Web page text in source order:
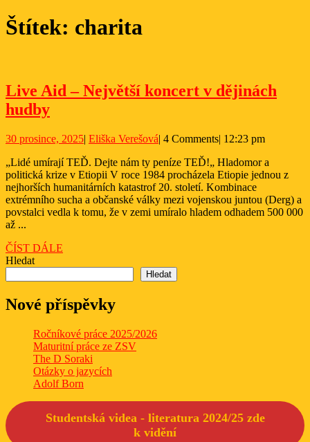
Štítek: charita
Live Aid – Největší koncert v dějinách
hudbyLive
–
Největší
koncert
v
dějinách
30 prosince, 202530
2025
| Eliška VerešováEliška
| 4 Comments| 12:23 pm
„Lidé umírají TEĎ. Dejte nám ty peníze TEĎ!„ Hladomor a
politická krize v Etiopii V roce 1984 procházela Etiopie jednou z
nejhorších humanitárních katastrof 20. století. Kombinace
extrémního sucha a občanské války mezi vojenskou juntou (Derg) a
povstalci vedla k tomu, že v zemi umíralo hladem odhadem 500 000
až ...
ČÍST DÁLE
Hledat
Hledat
Nové příspěvky
Ročníkové práce 2025/2026
Maturitní práce ze ZSV
The D Soraki
Otázky o jazycích
Adolf Born
Studentská videa - literatura 2024/25 zde
k vidění